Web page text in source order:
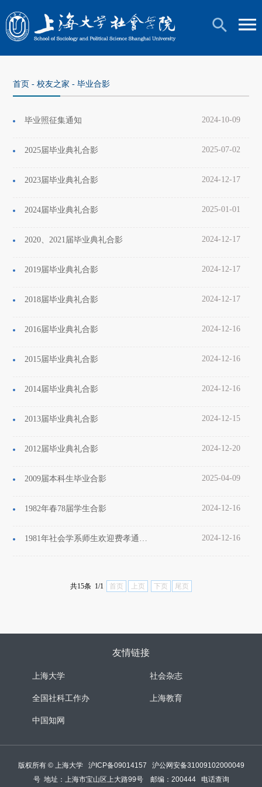
首页 -校友之家 -毕业合影
毕业照征集通知 2024-10-09
2025届毕业典礼合影 2025-07-02
2023届毕业典礼合影 2024-12-17
2024届毕业典礼合影 2025-01-01
2020、2021届毕业典礼合影 2024-12-17
2019届毕业典礼合影 2024-12-17
2018届毕业典礼合影 2024-12-17
2016届毕业典礼合影 2024-12-16
2015届毕业典礼合影 2024-12-16
2014届毕业典礼合影 2024-12-16
2013届毕业典礼合影 2024-12-15
2012届毕业典礼合影 2024-12-20
2009届本科生毕业合影 2025-04-09
1982年春78届学生合影 2024-12-16
1981年社会学系师生欢迎费孝通教授来校讲学合影 2024-12-16
共15条 1/1 首页 上页 下页 尾页
友情链接
上海大学 社会杂志
全国社科工作办 上海教育
中国知网
版权所有 ©上海大学 沪ICP备09014157
沪公网安备31009102000049
号地址：上海市宝山区上大路99号 邮编：200444 电话查询